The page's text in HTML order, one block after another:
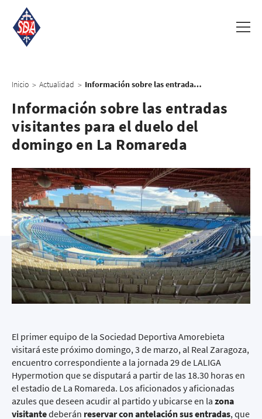
Inicio > Actualidad > Información sobre las entradas visitantes para el duelo del domingo en La Romareda
Información sobre las entradas
visitantes para el duelo del
domingo en La Romareda
El primer equipo de la Sociedad Deportiva Amorebieta
visitará este próximo domingo, 3 de marzo, al Real Zaragoza,
encuentro correspondiente a la jornada 29 de LALIGA
Hypermotion que se disputará a partir de las 18.30 horas en
el estadio de La Romareda. Los aficionados y aficionadas
azules que deseen acudir al partido y ubicarse en la zona
visitantedeberán reservar con antelación sus entradas, que